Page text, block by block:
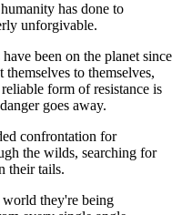
has done to
unforgivable.
been on the planet since
to themselves,
form of resistance is
goes away.
confrontation for
the wilds, searching for
their tails.
they're being